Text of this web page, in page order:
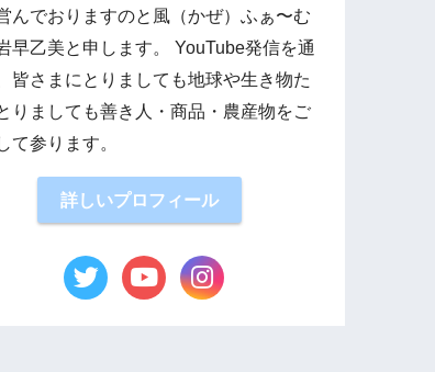
んでおりますのと風（かぜ）ふぁ〜む
早乙美と申します。 YouTube発信を通
皆さまにとりましても地球や生き物た
りましても善き人・商品・農産物をご
て参ります。
詳しいプロフィール